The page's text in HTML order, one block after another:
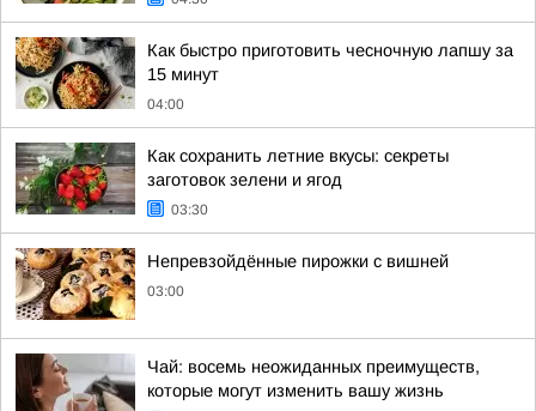
Как быстро приготовить чесночную лапшу за
15 минут
04:00
Как сохранить летние вкусы: секреты
заготовок зелени и ягод
03:30
Непревзойдённые пирожки с вишней
03:00
Чай: восемь неожиданных преимуществ,
которые могут изменить вашу жизнь